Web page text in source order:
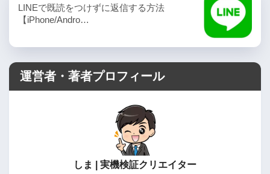
LINEで既読をつけずに返信する方法
【iPhone/Andro…
運営者・著者プロフィール
しま | 実機検証クリエイター